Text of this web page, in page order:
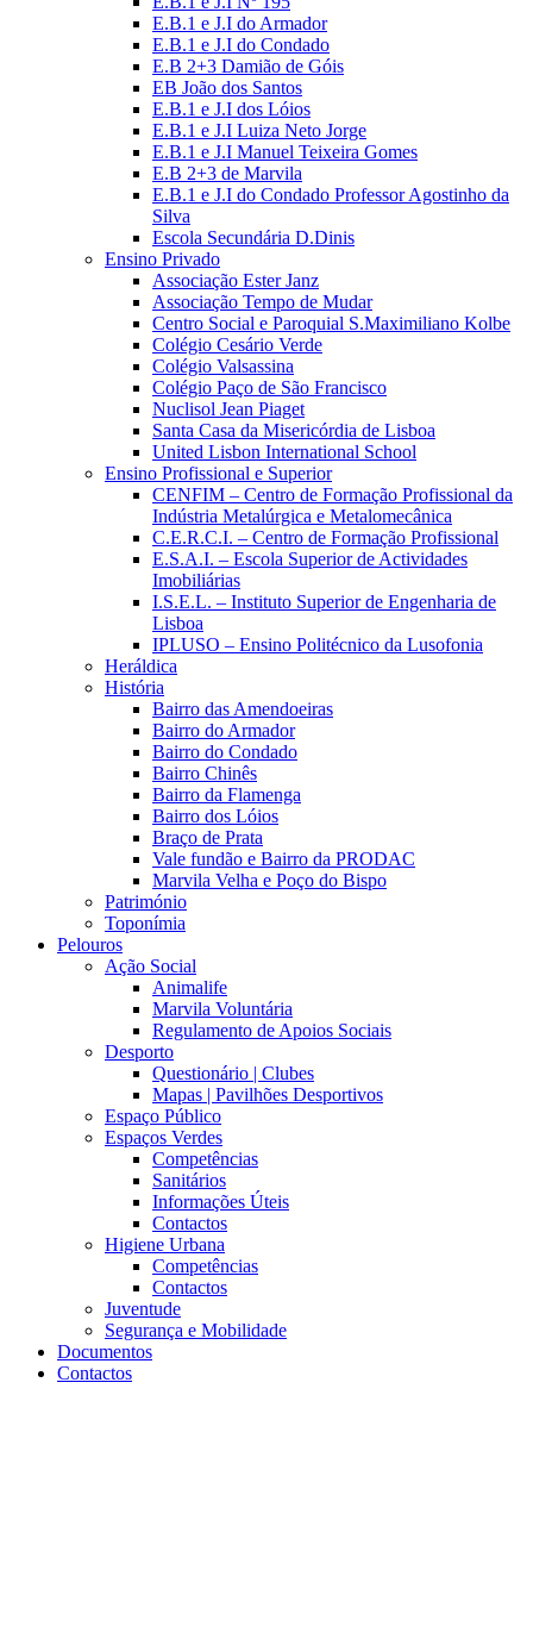
E.B.1 e J.I do Armador
E.B.1 e J.I do Condado
E.B 2+3 Damião de Góis
EB João dos Santos
E.B.1 e J.I dos Lóios
E.B.1 e J.I Luiza Neto Jorge
E.B.1 e J.I Manuel Teixeira Gomes
E.B 2+3 de Marvila
E.B.1 e J.I do Condado Professor Agostinho da
Silva
Escola Secundária D.Dinis
Ensino Privado
Associação Ester Janz
Associação Tempo de Mudar
Centro Social e Paroquial S.Maximiliano Kolbe
Colégio Cesário Verde
Colégio Valsassina
Colégio Paço de São Francisco
Nuclisol Jean Piaget
Santa Casa da Misericórdia de Lisboa
United Lisbon International School
Ensino Profissional e Superior
CENFIM – Centro de Formação Profissional da
Indústria Metalúrgica e Metalomecânica
C.E.R.C.I. – Centro de Formação Profissional
E.S.A.I. – Escola Superior de Actividades
Imobiliárias
I.S.E.L. – Instituto Superior de Engenharia de
Lisboa
IPLUSO – Ensino Politécnico da Lusofonia
Heráldica
História
Bairro das Amendoeiras
Bairro do Armador
Bairro do Condado
Bairro Chinês
Bairro da Flamenga
Bairro dos Lóios
Braço de Prata
Vale fundão e Bairro da PRODAC
Marvila Velha e Poço do Bispo
Património
Toponímia
Pelouros
Ação Social
Animalife
Marvila Voluntária
Regulamento de Apoios Sociais
Desporto
Questionário | Clubes
Mapas | Pavilhões Desportivos
Espaço Público
Espaços Verdes
Competências
Sanitários
Informações Úteis
Contactos
Higiene Urbana
Competências
Contactos
Juventude
Segurança e Mobilidade
Documentos
Contactos